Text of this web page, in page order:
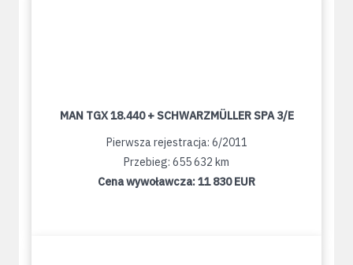
MAN TGX 18.440 + SCHWARZMÜLLER SPA 3/E
Pierwsza rejestracja: 6/2011
Przebieg: 655 632 km
Cena wywoławcza:11 830 EUR